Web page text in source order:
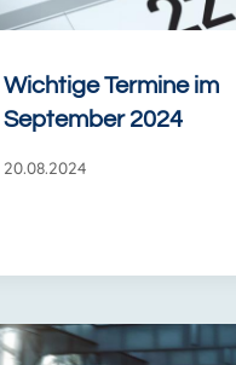
Wichtige Termine im
September 2024
20.08.2024